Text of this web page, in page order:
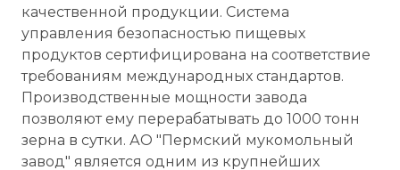
качественной продукции. Система
управления безопасностью пищевых
продуктов сертифицирована на соответствие
требованиям международных стандартов.
Производственные мощности завода
позволяют ему перерабатывать до 1000 тонн
зерна в сутки. АО "Пермский мукомольный
завод" является одним из крупнейших